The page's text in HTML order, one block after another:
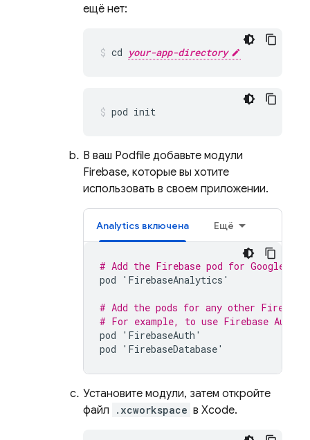
ещё нет:
cd your-app-directory
pod init
В ваш Podfile добавьте модули
Firebase, которые вы хотите
использовать в своем приложении.
Analytics включена Ещё
# Add the Firebase pod for Google
pod
' FirebaseAnalytics '
# Add the pods for any other
# For example, to use Firebase
pod
' FirebaseAuth '
pod
' FirebaseDatabase'
Установите модули, затем откройте
файл
.xcworkspace в Xcode.